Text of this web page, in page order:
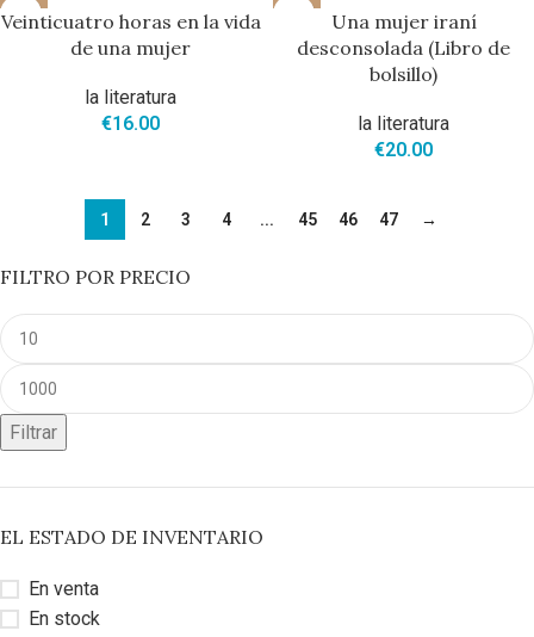
FILTRO POR PRECIO
Filtrar
EL ESTADO DE INVENTARIO
En venta
En stock
Veinticuatro horas en la vida
de una mujer
la literatura
€16.00
Una mujer iraní
desconsolada (Libro de
bolsillo)
la literatura
€20.00
1 2 3 4 ... 45 46 47 →